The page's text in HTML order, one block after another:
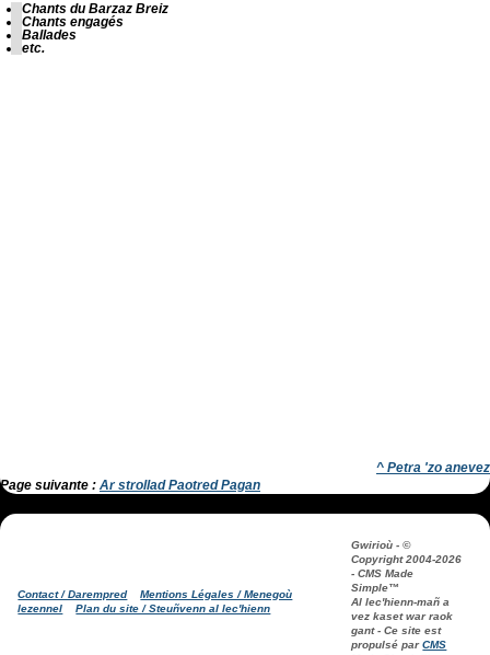
Chants du Barzaz Breiz
Chants engagés
Ballades
etc.
^ Petra 'zo anevez
Page suivante : Ar strollad Paotred Pagan
Contact / Darempred
Mentions Légales / Menegoù
lezennel
Plan du site / Steuñvenn al lec'hienn
Gwirioù -©
Copyright2004-2026
- CMS Made
Simple™
Al lec'hienn-mañ a
vez kaset war raok
gant -Ce site est
propulsé par CMS